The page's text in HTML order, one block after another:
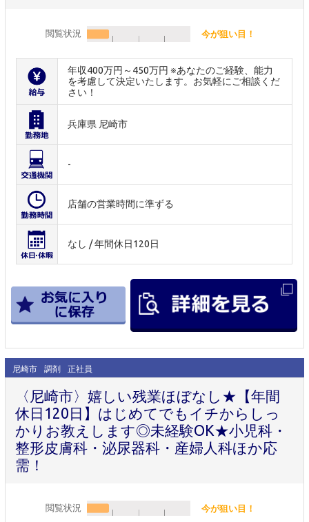
閲覧状況 今が狙い目！
年収400万円～450万円 ※あなたのご経験、能力
を考慮して決定いたします。お気軽にご相談くだ
さい！
兵庫県 尼崎市
-
店舗の営業時間に準ずる
なし / 年間休日120日
尼崎市 調剤 正社員
〈尼崎市〉嬉しい残業ほぼなし★【年間
休日120日】はじめてでもイチからしっ
かりお教えします◎未経験OK★小児科・
整形皮膚科・泌尿器科・産婦人科ほか応
需！
閲覧状況 今が狙い目！